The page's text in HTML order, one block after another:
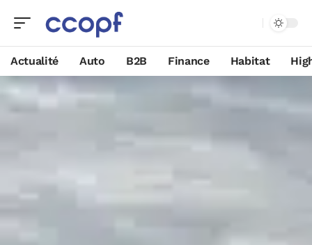
Actualité Auto B2B Finance Habitat